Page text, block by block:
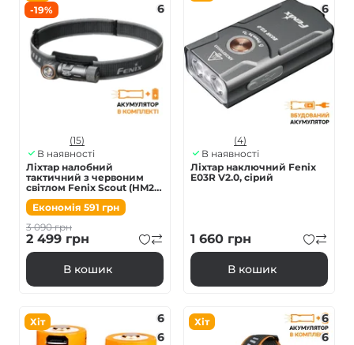
-19%
6
(15)
В наявності
Ліхтар налобний
тактичний з червоним
світлом Fenix Scout (HM23
V2.0) | Лімітована серія
Економія 591 грн
3 090грн
2 499 грн
В кошик
6
(4)
В наявності
Ліхтар наключний Fenix
E03R V2.0, сірий
1 660 грн
В кошик
Хіт
6
6
Хіт
6
6